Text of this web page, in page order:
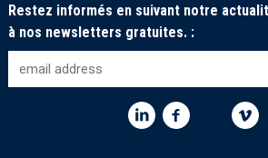
Restez informés en suivant notre
à nos newsletters gratuites. :